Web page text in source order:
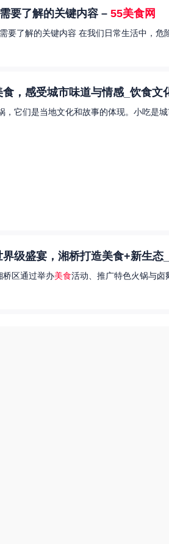
要了解的关键内容 – 55美食网
要了解的关键内容 在我们日常生活中，
，感受城市味道与情感_饮食文
，它们是当地文化和故事的体现。小吃是
级盛宴，湘桥打造美食+新生态
桥区通过举办美食活动、推广特色火锅与卤